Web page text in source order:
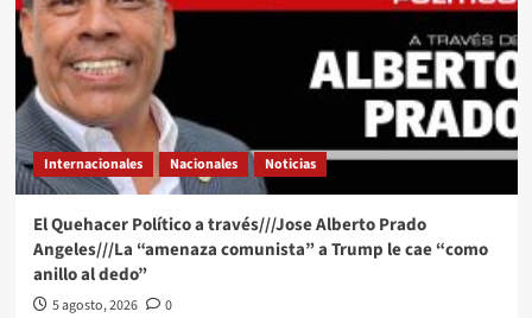
Internacionales Nacionales Noticias
El Quehacer Político a través///Jose Alberto Prado
Angeles///La “amenaza comunista” a Trump le cae “como
anillo al dedo”
5 agosto, 2026 0